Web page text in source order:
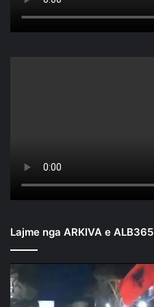
Lajme nga ARKIVA e ALB365
Mbyllen
fjalimet
para